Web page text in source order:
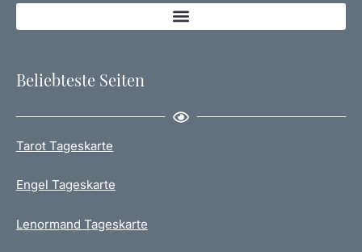
Beliebteste Seiten
Tarot Tageskarte
Engel Tageskarte
Lenormand Tageskarte